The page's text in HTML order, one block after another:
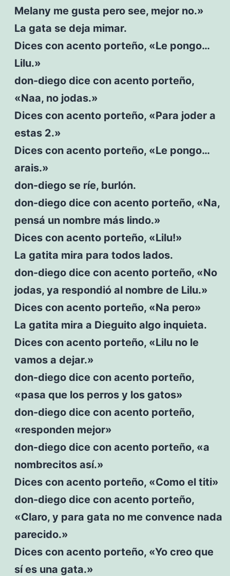
Melany me gusta pero see, mejor no.»
La gata se deja mimar.
Dices con acento porteño, «Le pongo…
Lilu.»
don-diego dice con acento porteño,
«Naa, no jodas.»
Dices con acento porteño, «Para joder a
estas 2.»
Dices con acento porteño, «Le pongo…
arais.»
don-diego se ríe, burlón.
don-diego dice con acento porteño, «Na,
pensá un nombre más lindo.»
Dices con acento porteño, «Lilu!»
La gatita mira para todos lados.
don-diego dice con acento porteño, «No
jodas, ya respondió al nombre de Lilu.»
Dices con acento porteño, «Na pero»
La gatita mira a Dieguito algo inquieta.
Dices con acento porteño, «Lilu no le
vamos a dejar.»
don-diego dice con acento porteño,
«pasa que los perros y los gatos»
don-diego dice con acento porteño,
«responden mejor»
don-diego dice con acento porteño, «a
nombrecitos así.»
Dices con acento porteño, «Como el titi»
don-diego dice con acento porteño,
«Claro, y para gata no me convence nada
parecido.»
Dices con acento porteño, «Yo creo que
sí es una gata.»